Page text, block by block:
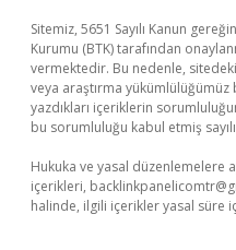
Sitemiz, 5651 Sayılı Kanun
Kurumu (BTK) tarafından
vermektedir. Bu nedenle,
veya araştırma
yazdıkları içeriklerin
bu sorumluluğu kabul etmiş
Hukuka ve yasal düzenlemelere
içerikleri,
halinde, ilgili içerikler yasal süre